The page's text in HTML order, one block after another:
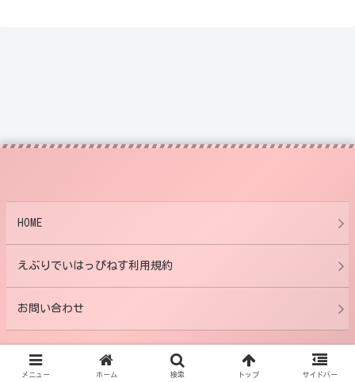
HOME
えぶりでいはっぴねす利用規約
お問い合わせ
© 2016-2026 えぶりでいはっぴねす.
メニュー ホーム 検索 トップ サイドバー